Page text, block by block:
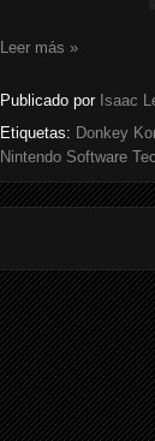
Leer más »
Publicado por Isaac
Etiquetas: Donkey
Nintendo Software